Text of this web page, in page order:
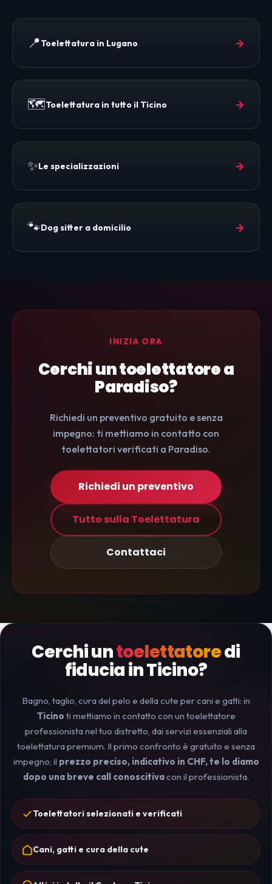
📍Toelettatura in Lugano →
🗺️Toelettatura in tutto il Ticino →
✨Le specializzazioni →
🐾Dog sitter a domicilio →
INIZIA ORA
Cerchi un toelettatore a
Paradiso?
Richiedi un preventivo gratuito e senza
impegno: ti mettiamo in contatto con
toelettatori verificati a Paradiso.
Richiedi un preventivo
Tutto sulla Toelettatura
Contattaci
Cerchi untoelettatoredi
fiducia in Ticino?
Bagno, taglio, cura del pelo e della cute per cani e gatti: in
Ticino ti mettiamo in contatto con un toelettatore
professionista nel tuo distretto, dai servizi essenziali alla
toelettatura premium. Il primo confronto è gratuito e senza
impegno; il prezzo preciso, indicativo in CHF, te lo diamo
dopo una breve call conoscitivacon il professionista.
Toelettatori selezionati e verificati
Cani, gatti e cura della cute